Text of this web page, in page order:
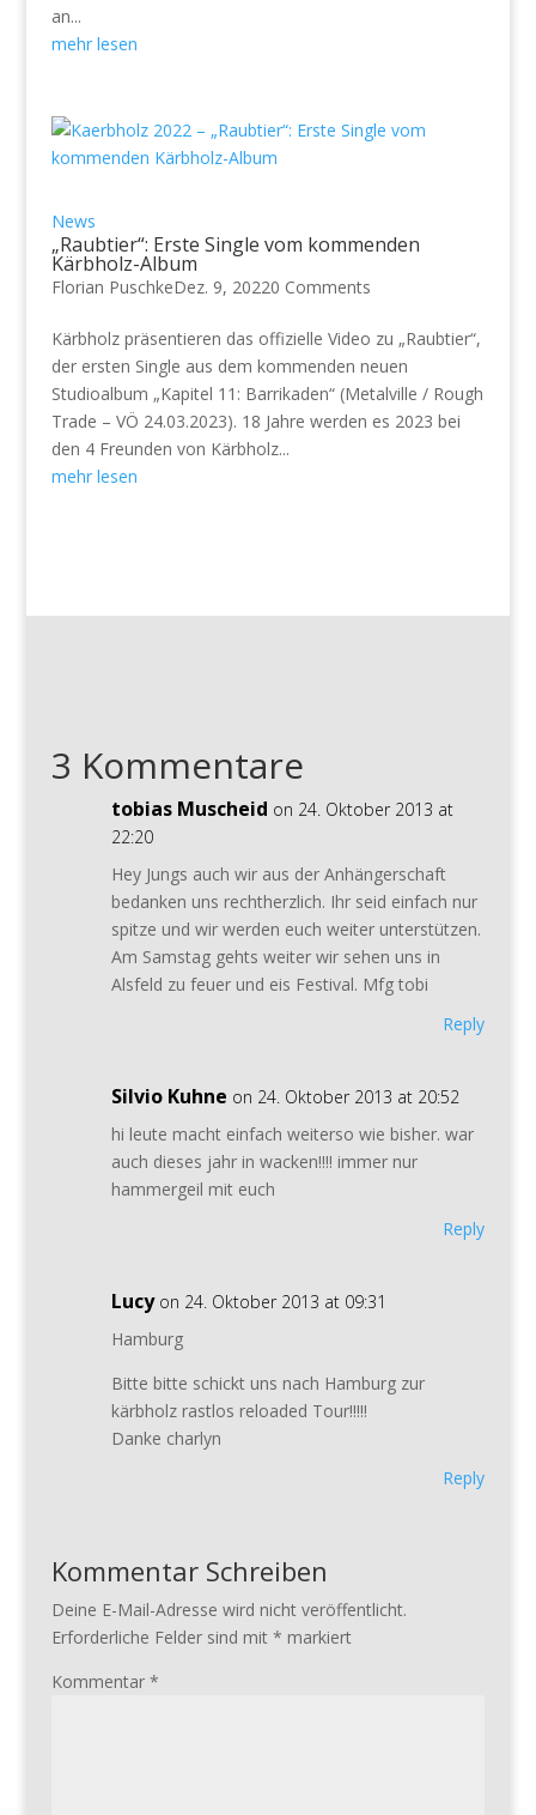
an...
mehr lesen
News
„Raubtier“: Erste Single vom kommenden
Kärbholz-Album
Florian PuschkeDez. 9, 20220 Comments
Kärbholz präsentieren das offizielle Video zu „Raubtier“,
der ersten Single aus dem kommenden neuen
Studioalbum „Kapitel 11: Barrikaden“ (Metalville / Rough
Trade – VÖ 24.03.2023). 18 Jahre werden es 2023 bei
den 4 Freunden von Kärbholz...
mehr lesen
3 Kommentare
tobias Muscheid on 24. Oktober 2013 at
22:20
Hey Jungs auch wir aus der Anhängerschaft
bedanken uns rechtherzlich. Ihr seid einfach nur
spitze und wir werden euch weiter unterstützen.
Am Samstag gehts weiter wir sehen uns in
Alsfeld zu feuer und eis Festival. Mfg tobi
Reply
Silvio Kuhne on 24. Oktober 2013 at 20:52
hi leute macht einfach weiterso wie bisher. war
auch dieses jahr in wacken!!!! immer nur
hammergeil mit euch
Reply
Lucy on 24. Oktober 2013 at 09:31
Hamburg
Bitte bitte schickt uns nach Hamburg zur
kärbholz rastlos reloaded Tour!!!!!
Danke charlyn
Reply
Kommentar Schreiben
Deine E-Mail-Adresse wird nicht veröffentlicht.
Erforderliche Felder sind mit * markiert
Kommentar *